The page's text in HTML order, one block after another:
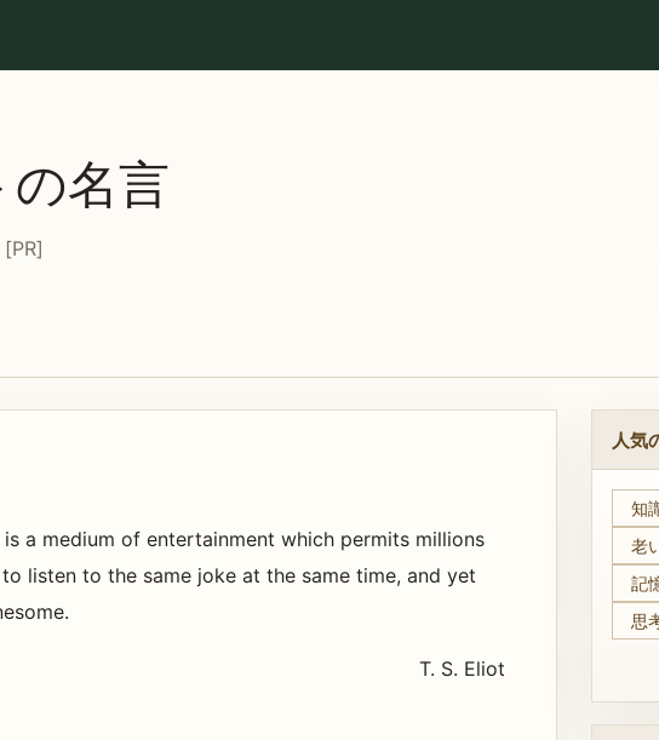
名言
is a medium of entertainment which permits millions
listen to the same joke at the same time, and yet
T. S. Eliot
人気
知
老
記
思